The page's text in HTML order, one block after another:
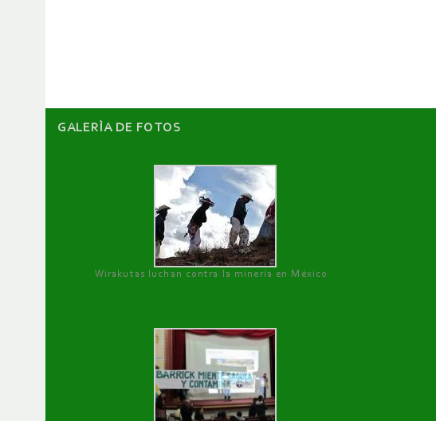
GALERÌA DE FOTOS
Wirakutas luchan contra la minería en México